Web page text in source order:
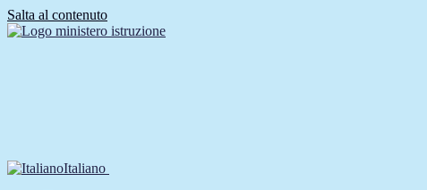
Salta al contenuto
Italiano